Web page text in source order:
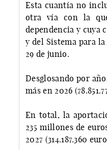
Esta cuantía no
otra vía con la
dependencia y cuya
y del Sistema para
29 de junio.
Desglosando por
más en 2026
En total, la
235 millones de
2027 (314.187.360